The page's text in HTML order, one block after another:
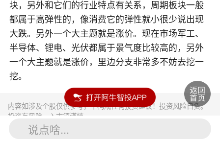
块，另外和它们的行业特点有关系，周期板块一般
都属于高弹性的，像消费它的弹性就小很少说出现
大跌。另外一个大主题就是涨价。现在市场军工、
半导体、锂电、光伏都属于景气度比较高的，另外
一个大主题就是涨价，里边分支非常多不妨去挖一
挖。
内容如涉及个股仅供参考，不构成任何投资建议！投资风险自负。
投资有风险，入市须谨慎。
说点啥...